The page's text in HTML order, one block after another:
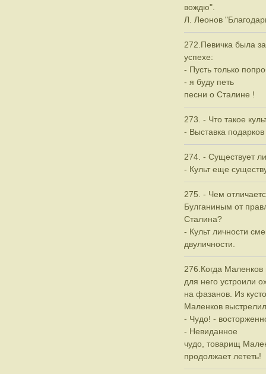
вождю".
Л. Леонов
272.Певичка была
успехе:
- Пусть только
- я буду петь
песни о Сталине !
273. - Что такое
- Выставка
274. - Существует
- Культ еще
275. - Чем
Булганиным от
Сталина?
- Культ личности
двуличности.
276.Когда
для него устроили
на фазанов. Из
Маленков
- Чудо! -
- Невиданное
чудо, товарищ
продолжает лететь!